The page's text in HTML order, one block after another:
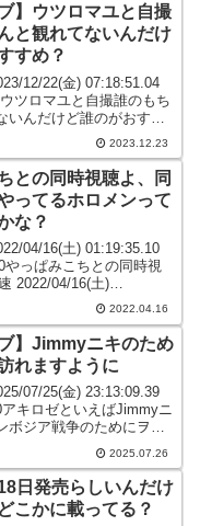
】ウツロマユと自撮
と観れてないんだけ
すめ？
12/22(金) 07:18:51.04
ツロマユと自撮誰のもち
いんだけど誰のがおすす
2023/12/22(金)2023.12.23
との同時視聴よ、同
ってるホロメンって
な？
04/16(土) 01:19:35.10
やっぱみこちとの同時視
2022/04/16(土)
M0みこちは同時
2022.04.16
】Jimmyニキのため
れますように
07/25(金) 23:13:09.39
アキロゼといえばJimmyニ
ボジア戦争のためにヲタ
るらしいね元ツイート多
スで聞いたと思うけど……
2025.07.26
日発売らしいんだけ
こかに載ってる？